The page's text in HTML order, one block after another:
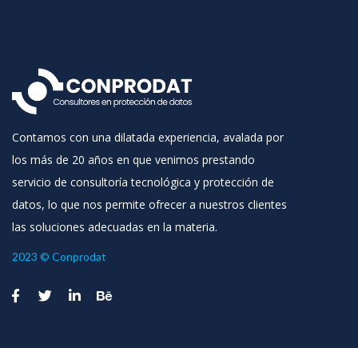
Contamos con una dilatada experiencia, avalada por
los más de 20 años en que venimos prestando
servicio de consultoría tecnológica y protección de
datos, lo que nos permite ofrecer a nuestros clientes
las soluciones adecuadas en la materia.
2023 © Conprodat